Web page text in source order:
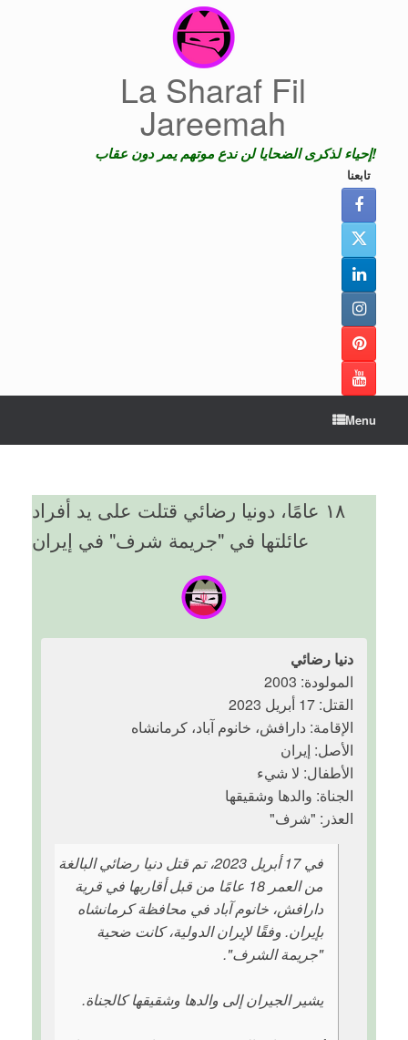
La Sharaf Fil
Jareemah
إحياء لذكرى الضحايا لن ندع موتهم يمر دون عقاب!
تابعنا
Menu
١٨ عامًا، دونيا رضائي قتلت على يد أفراد
عائلتها في "جريمة شرف" في إيران
دنيا رضائي
المولودة: 2003
القتل: 17 أبريل 2023
الإقامة: دارافش، خانوم آباد، كرمانشاه
الأصل: إيران
الأطفال: لا شيء
الجناة: والدها وشقيقها
العذر: "شرف"
في 17 أبريل 2023، تم قتل دنيا رضائي البالغة
من العمر 18 عامًا من قبل أقاربها في قرية
دارافش، خانوم آباد في محافظة كرمانشاه
بإيران. وفقًا لإيران الدولية، كانت ضحية
"جريمة الشرف".
يشير الجيران إلى والدها وشقيقها كالجناة.